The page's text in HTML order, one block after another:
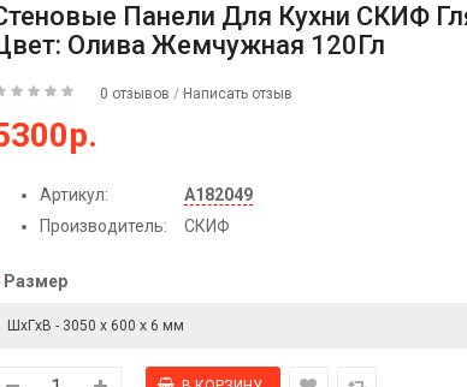
Панели Для Кухни СКИФ
Олива Жемчужная 120Гл
0 отзывов / Написать отзыв
Артикул:
А182049
Производитель:
СКИФ
Размер